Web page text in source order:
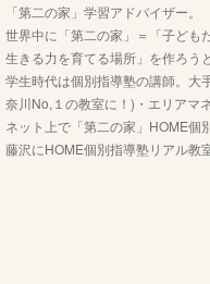
「第二の家」学習アドバイザー。
世界中に「第二の家」＝「子ども
生きる力を育てる場所」を作ろう
学生時代は個別指導塾の講師。大
奈川No,１の教室に！)・エリアマ
ネット上で「第二の家」HOME個
藤沢にHOME個別指導塾リアル教